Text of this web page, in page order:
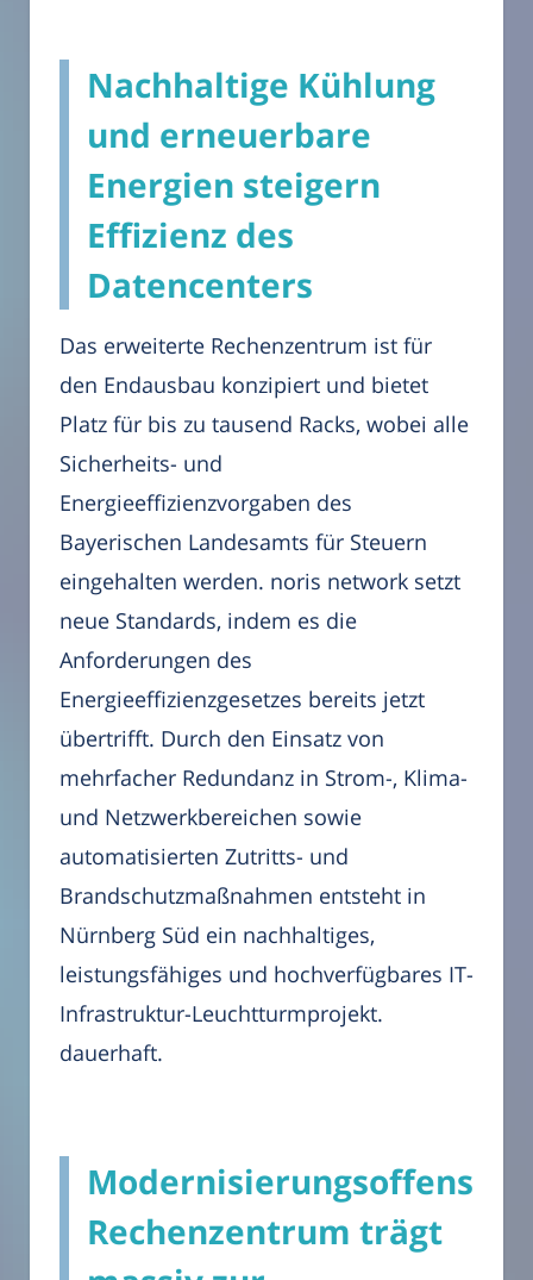
Nachhaltige Kühlung
und erneuerbare
Energien steigern
Effizienz des
Datencenters
Das erweiterte Rechenzentrum ist für
den Endausbau konzipiert und bietet
Platz für bis zu tausend Racks, wobei alle
Sicherheits- und
Energieeffizienzvorgaben des
Bayerischen Landesamts für Steuern
eingehalten werden. noris network setzt
neue Standards, indem es die
Anforderungen des
Energieeffizienzgesetzes bereits jetzt
übertrifft. Durch den Einsatz von
mehrfacher Redundanz in Strom-, Klima-
und Netzwerkbereichen sowie
automatisierten Zutritts- und
Brandschutzmaßnahmen entsteht in
Nürnberg Süd ein nachhaltiges,
leistungsfähiges und hochverfügbares IT-
Infrastruktur-Leuchtturmprojekt.
dauerhaft.
Modernisierungsoffensive:
Rechenzentrum trägt